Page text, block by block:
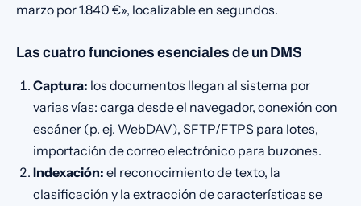
marzo por 1.840 €», localizable en segundos.
Las cuatro funciones esenciales de un DMS
Captura: los documentos llegan al sistema por
varias vías: carga desde el navegador, conexión con
escáner (p. ej. WebDAV), SFTP/FTPS para lotes,
importación de correo electrónico para buzones.
Indexación: el reconocimiento de texto, la
clasificación y la extracción de características se